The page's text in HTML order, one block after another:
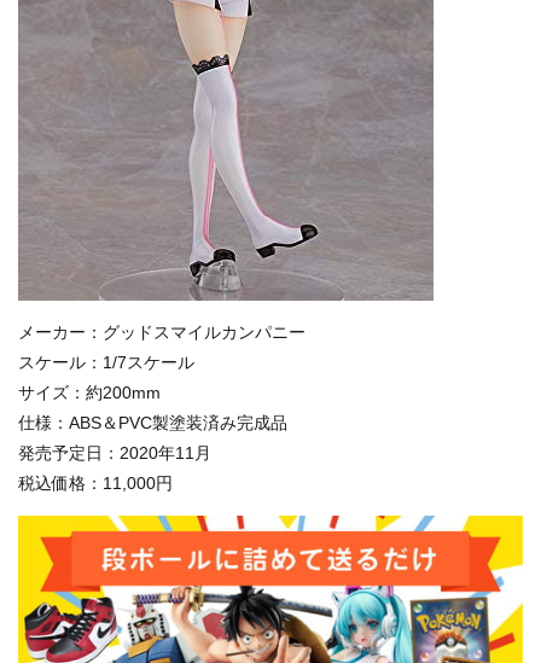
メーカー：グッドスマイルカンパニー
スケール：1/7スケール
サイズ：約200mm
仕様：ABS＆PVC製塗装済み完成品
発売予定日：2020年11月
税込価格：11,000円